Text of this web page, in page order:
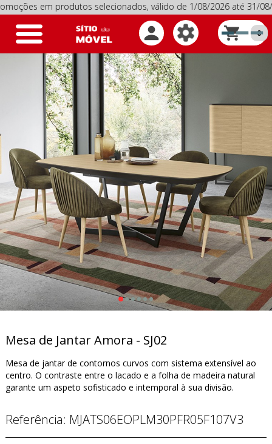
em produtos selecionados, válido de 1/08/2026 até 31/08/
Toggle
navigation 0
Mesa de Jantar Amora - SJ02
Mesa de jantar de contornos curvos com sistema extensível ao
centro. O contraste entre o lacado e a folha de madeira natural
garante um aspeto sofisticado e intemporal à sua divisão.
Referência: MJATS06EOPLM30PFR05F107V3